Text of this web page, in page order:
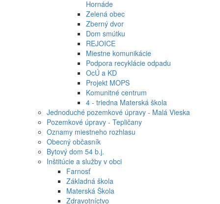
Hornáde
Zelená obec
Zberný dvor
Dom smútku
REJOICE
Miestne komunikácie
Podpora recyklácie odpadu
OcÚ a KD
Projekt MOPS
Komunitné centrum
4 - triedna Materská škola
Jednoduché pozemkové úpravy - Malá Vieska
Pozemkové úpravy - Tepličany
Oznamy miestneho rozhlasu
Obecný občasník
Bytový dom 54 b.j.
Inštitúcie a služby v obci
Farnosť
Základná škola
Materská Škola
Zdravotníctvo